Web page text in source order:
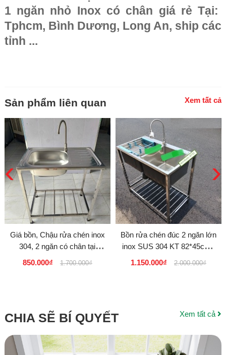
1 ngăn nhỏ Inox có chân giá rẻ Tại:
Tphcm, Bình Dương, Long An, ship các
tỉnh ...
Sản phẩm liên quan Xem tất cả
Giá bồn, Chậu rửa chén inox
304, 2 ngăn có chân tại
TPHCM, BÌNH DƯƠNG,
850.000₫ 1.700.000₫
Bồn rửa chén đúc 2 ngăn lớn
inox SUS 304 KT 82*45cm .
vòi chén bẻ 360 độ
1.150.000₫ 2.000.000₫
‹ ›
CHIA SẼ BÍ QUYẾT Xem tất cả